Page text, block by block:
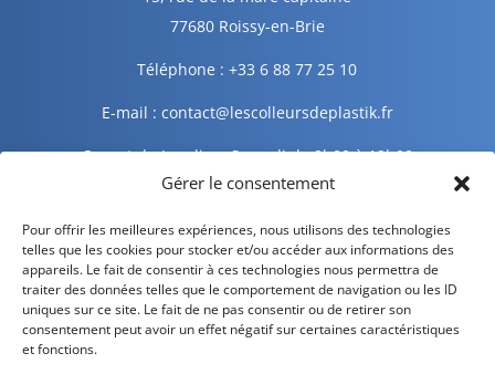
Gérer le consentement
Pour offrir les meilleures expériences, nous utilisons des technologies
telles que les cookies pour stocker et/ou accéder aux informations des
appareils. Le fait de consentir à ces technologies nous permettra de
traiter des données telles que le comportement de navigation ou les ID
uniques sur ce site. Le fait de ne pas consentir ou de retirer son
consentement peut avoir un effet négatif sur certaines caractéristiques
et fonctions.
77680 Roissy-en-Brie
Téléphone : +33 6 88 77 25 10
E-mail : contact@lescolleursdeplastik.fr
Ouvert du Lundi au Samedi de 9h00 à 19h00
Informations légales
Mentions légales
Politique de confidentialité